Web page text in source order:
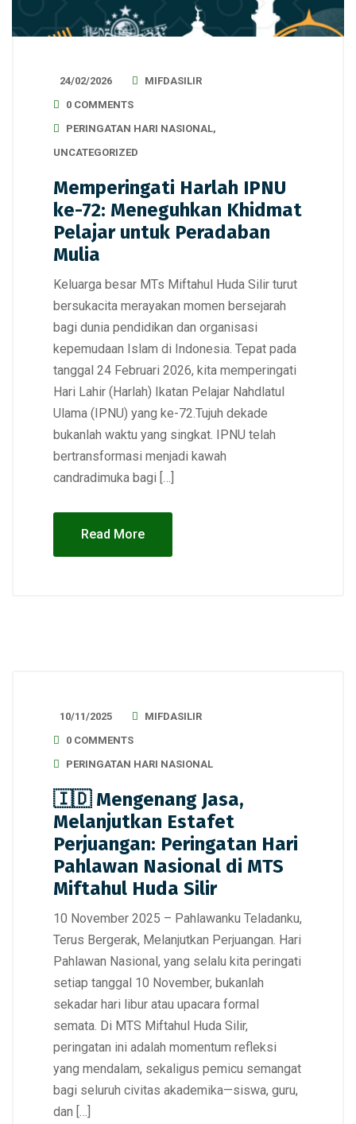
24/02/2026
MIFDASILIR
0 COMMENTS
PERINGATAN HARI NASIONAL,
UNCATEGORIZED
Memperingati Harlah IPNU
ke-72: Meneguhkan Khidmat
Pelajar untuk Peradaban
Mulia
Keluarga besar MTs Miftahul Huda Silir turut
bersukacita merayakan momen bersejarah
bagi dunia pendidikan dan organisasi
kepemudaan Islam di Indonesia. Tepat pada
tanggal 24 Februari 2026, kita memperingati
Hari Lahir (Harlah) Ikatan Pelajar Nahdlatul
Ulama (IPNU) yang ke-72.Tujuh dekade
bukanlah waktu yang singkat. IPNU telah
bertransformasi menjadi kawah
candradimuka bagi […]
Read More
10/11/2025
MIFDASILIR
0 COMMENTS
PERINGATAN HARI NASIONAL
🇮🇩 Mengenang Jasa,
Melanjutkan Estafet
Perjuangan: Peringatan Hari
Pahlawan Nasional di MTS
Miftahul Huda Silir
10 November 2025 – Pahlawanku Teladanku,
Terus Bergerak, Melanjutkan Perjuangan. Hari
Pahlawan Nasional, yang selalu kita peringati
setiap tanggal 10 November, bukanlah
sekadar hari libur atau upacara formal
semata. Di MTS Miftahul Huda Silir,
peringatan ini adalah momentum refleksi
yang mendalam, sekaligus pemicu semangat
bagi seluruh civitas akademika—siswa, guru,
dan […]